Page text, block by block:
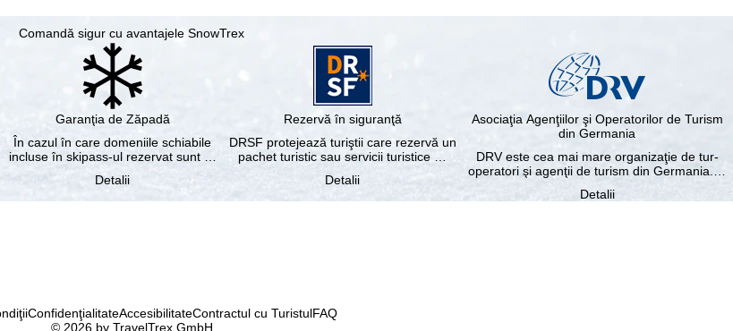
Comandă sigur cu avantajele SnowTrex
Garanţia de Zăpadă
În cazul în care domeniile schiabile
incluse în skipass-ul rezervat sunt …
Detalii
Rezervă în siguranţă
DRSF protejează turiştii care rezervă un
pachet turistic sau servicii turistice …
Detalii
Asociaţia Agenţiilor şi Operatorilor de Turism
din Germania
DRV este cea mai mare organizaţie de tur-
operatori şi agenţii de turism din Germania.…
Detalii
ConfidenţialitateAccesibilitateContractul cu TuristulFAQ
© 2026 by TravelTrex GmbH